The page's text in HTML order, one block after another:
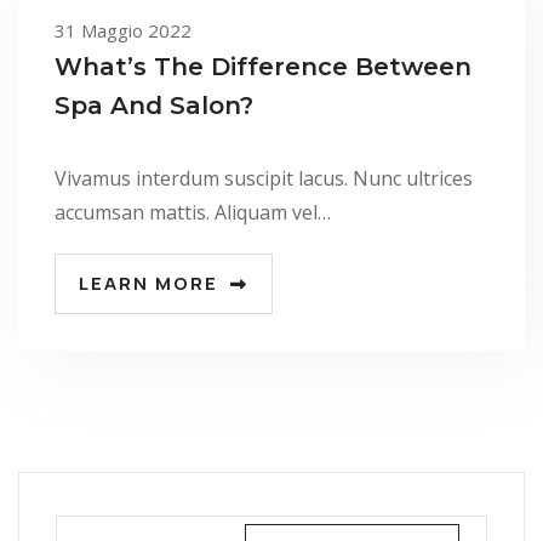
31 Maggio 2022
What’s The Difference Between
Spa And Salon?
Vivamus interdum suscipit lacus. Nunc ultrices
accumsan mattis. Aliquam vel…
LEARN MORE